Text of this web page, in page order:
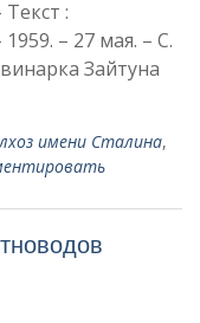
:
– 27 мая. – С.
Зайтуна
имени Сталина,